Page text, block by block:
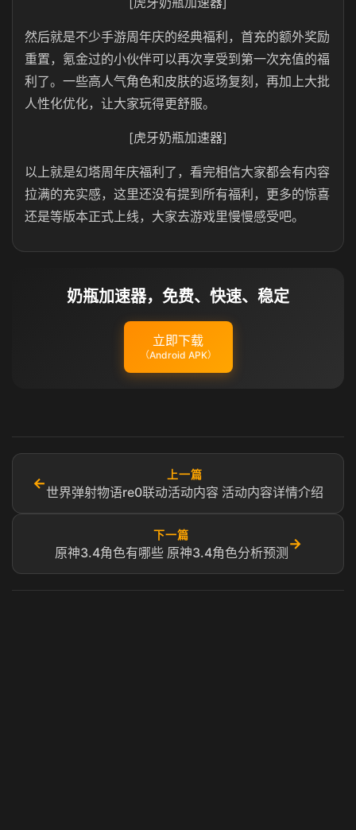
然后就是不少手游周年庆的经典福利，首充的额外奖励
重置，氪金过的小伙伴可以再次享受到第一次充值的福
利了。一些高人气角色和皮肤的返场复刻，再加上大批
人性化优化，让大家玩得更舒服。
[虎牙奶瓶加速器]
以上就是幻塔周年庆福利了，看完相信大家都会有内容
拉满的充实感，这里还没有提到所有福利，更多的惊喜
还是等版本正式上线，大家去游戏里慢慢感受吧。
奶瓶加速器，免费、快速、稳定
立即下载
（Android APK）
←
上一篇
世界弹射物语re0联动活动内容 活动内容详情介绍
下一篇
原神3.4角色有哪些 原神3.4角色分析预测
→